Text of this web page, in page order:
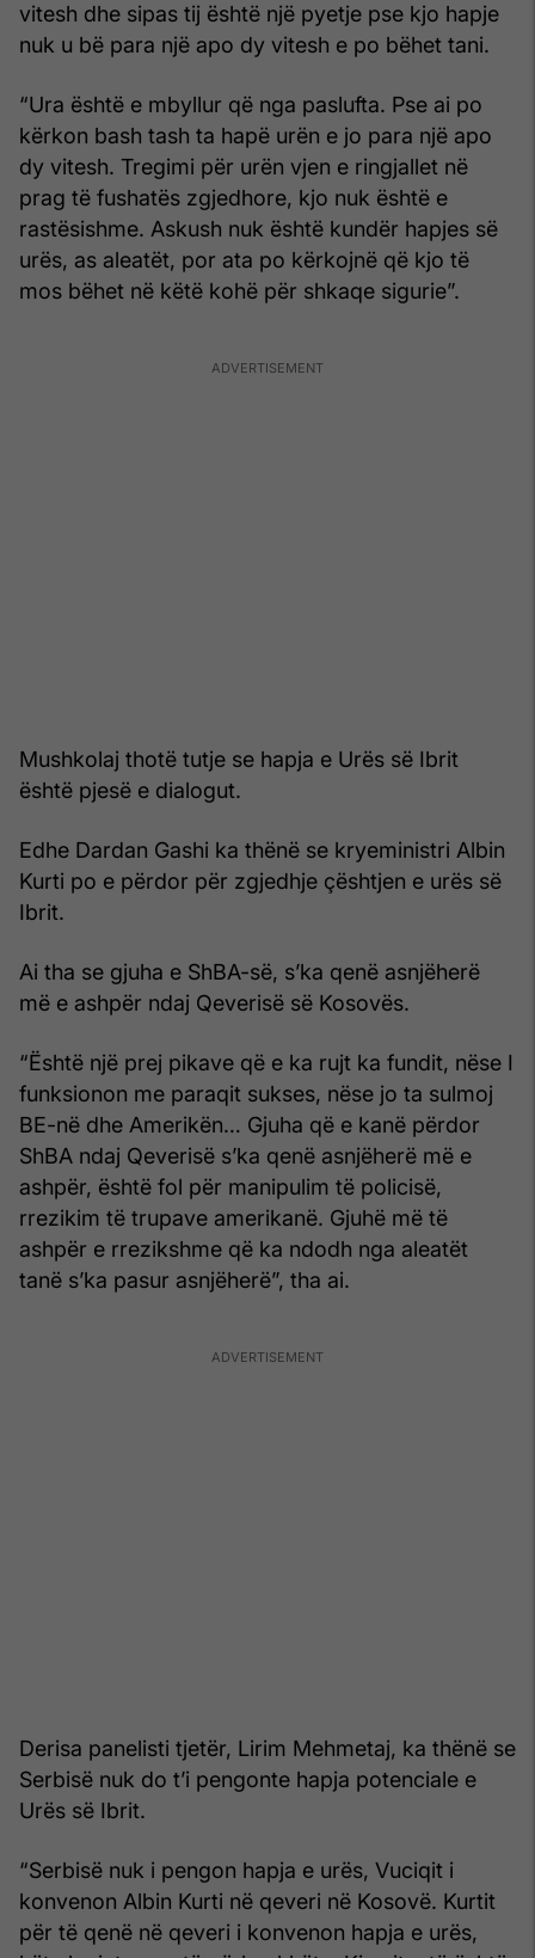
vitesh dhe sipas tij është një pyetje pse kjo hapje
nuk u bë para një apo dy vitesh e po bëhet tani.
“Ura është e mbyllur që nga paslufta. Pse ai po
kërkon bash tash ta hapë urën e jo para një apo
dy vitesh. Tregimi për urën vjen e ringjallet në
prag të fushatës zgjedhore, kjo nuk është e
rastësishme. Askush nuk është kundër hapjes së
urës, as aleatët, por ata po kërkojnë që kjo të
mos bëhet në këtë kohë për shkaqe sigurie”.
Mushkolaj thotë tutje se hapja e Urës së Ibrit
është pjesë e dialogut.
Edhe Dardan Gashi ka thënë se kryeministri Albin
Kurti po e përdor për zgjedhje çështjen e urës së
Ibrit.
Ai tha se gjuha e ShBA-së, s’ka qenë asnjëherë
më e ashpër ndaj Qeverisë së Kosovës.
“Është një prej pikave që e ka rujt ka fundit, nëse I
funksionon me paraqit sukses, nëse jo ta sulmoj
BE-në dhe Amerikën… Gjuha që e kanë përdor
ShBA ndaj Qeverisë s’ka qenë asnjëherë më e
ashpër, është fol për manipulim të policisë,
rrezikim të trupave amerikanë. Gjuhë më të
ashpër e rrezikshme që ka ndodh nga aleatët
tanë s’ka pasur asnjëherë”, tha ai.
Derisa panelisti tjetër, Lirim Mehmetaj, ka thënë se
Serbisë nuk do t’i pengonte hapja potenciale e
Urës së Ibrit.
“Serbisë nuk i pengon hapja e urës, Vuciqit i
konvenon Albin Kurti në qeveri në Kosovë. Kurtit
për të qenë në qeveri i konvenon hapja e urës,